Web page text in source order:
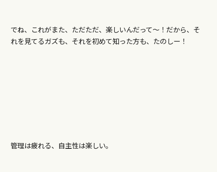
でね、これがまた、ただただ、楽しいんだって～！だから、そ
れを見てるガズも、それを初めて知った方も、たのしー！
管理は疲れる、自主性は楽しい。